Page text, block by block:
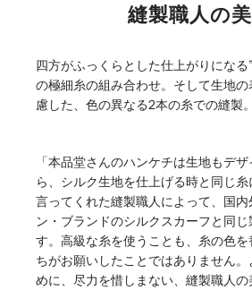
縫製職人の
四方がふっくらとした仕上がりになる
の極細糸の組み合わせ。そして生地
慮した、色の異なる2本の糸での縫製。
「本品堂さんのハンケチは生地もデ
ら、シルク生地を仕上げる時と同じ
言ってくれた縫製職人によって、国内
ン・ブランドのシルクスカーフと同
す。高級な糸を使うことも、糸の色
ちがお願いしたことではありません
めに、尽力を惜しまない、縫製職人